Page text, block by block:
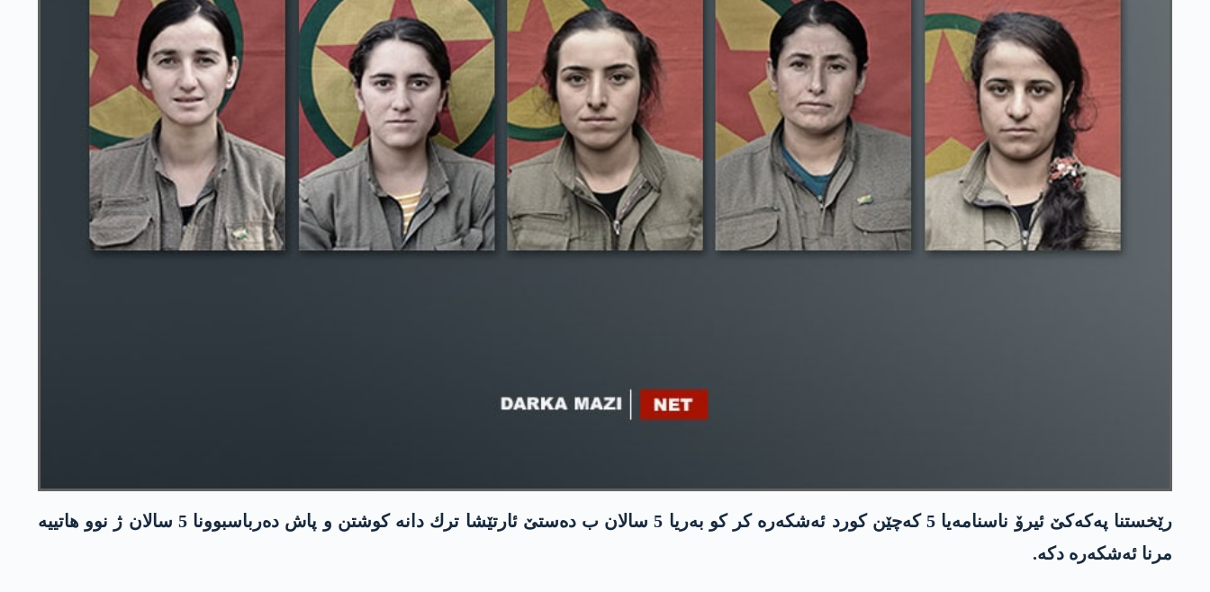
رێخستنا په‌كه‌كێ ئیرۆ ناسنامه‌یا 5 كه‌چێن كورد ئه‌شكه‌ره‌ كر كو به‌ریا 5 سالان ب ده‌ستێ ئارتێشا ترك دانه‌ كوشتن و پاش ده‌رباسبوونا 5 سالان ژ نوو هاتییه‌
مرنا ئه‌شكه‌ره‌ دكه‌.